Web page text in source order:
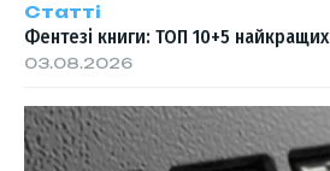
Статті
Фентезі книги: ТОП 10+5 найкращих
03.08.2026